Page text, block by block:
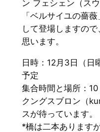
ン フェシェン（ス
「ベルサイユの薔薇
して登場しますので
思います。
日時：12月3日（日
予定
集合時間と場所：
クングスブロン（
スが待っています。
*橋は二本あります